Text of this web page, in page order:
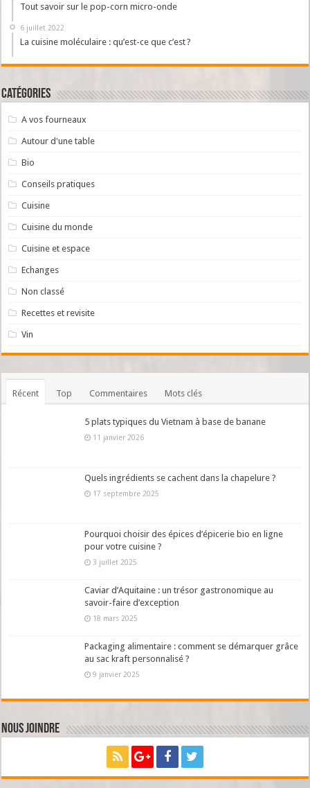
Tout savoir sur le pop-corn micro-onde
6 juillet 2022
La cuisine moléculaire : qu’est-ce que c’est ?
Catégories
A vos fourneaux
Autour d'une table
Bio
Conseils pratiques
Cuisine
Cuisine du monde
Cuisine et espace
Echanges
Non classé
Recettes et revisite
Vin
Récent Top Commentaires Mots clés
5 plats typiques du Vietnam à base de banane
11 janvier 2026
Quels ingrédients se cachent dans la chapelure ?
17 septembre 2025
Pourquoi choisir des épices d’épicerie bio en ligne
pour votre cuisine ?
3 juillet 2025
Caviar d’Aquitaine : un trésor gastronomique au
savoir-faire d’exception
18 mars 2025
Packaging alimentaire : comment se démarquer grâce
au sac kraft personnalisé ?
9 janvier 2025
Nous joindre